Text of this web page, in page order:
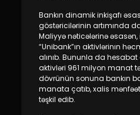
Bankın dinamik inkişafı
göstəricilərinin artımında
Maliyyə nəticələrinə
“Unibank”ın aktivlərinın
alınıb. Bununla da
aktivləri 961 milyon manat
dövrünün sonuna bankın
manata çatıb, xalis
təşkil edib.